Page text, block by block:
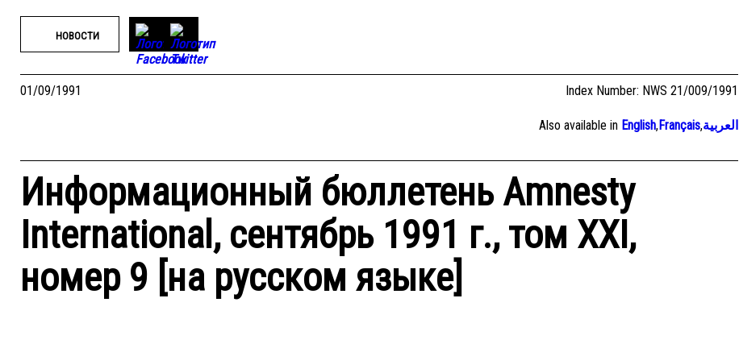
НОВОСТИ
01/09/1991 Index Number: NWS 21/009/1991
Also available in English,Français,العربية
Информационный бюллетень Amnesty
International, сентябрь 1991 г., том XXI,
номер 9 [на русском языке]